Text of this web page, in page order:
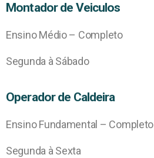
Montador de Veiculos
Ensino Médio – Completo
Segunda à Sábado
Operador de Caldeira
Ensino Fundamental – Completo
Segunda à Sexta